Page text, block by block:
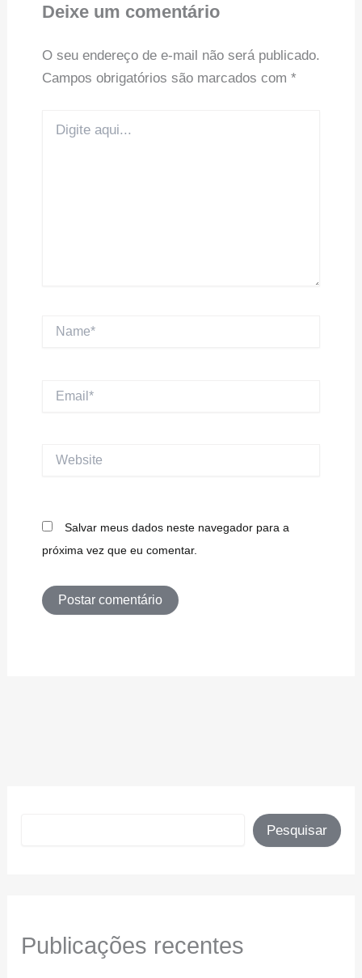
Deixe um comentário
O seu endereço de e-mail não será publicado.
Campos obrigatórios são marcados com *
aqui...
Website
Salvar meus dados neste navegador para a
próxima vez que eu comentar.
Pesquisar
Publicações recentes